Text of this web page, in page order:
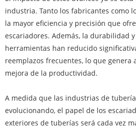
industria. Tanto los fabricantes como
la mayor eficiencia y precisión que
escariadores. Además, la durabilidad
herramientas han reducido
reemplazos frecuentes, lo que genera
mejora de la productividad.
A medida que las industrias de
evolucionando, el papel de los
exteriores de tuberías será cada vez